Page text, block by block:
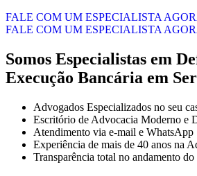
FALE COM UM ESPECIALISTA
FALE COM UM ESPECIALISTA
Somos Especialistas em
Execução Bancária em
Advogados Especializados no seu
Escritório de Advocacia Moderno e
Atendimento via e-mail e WhatsApp
Experiência de mais de 40 anos na
Transparência total no andamento do